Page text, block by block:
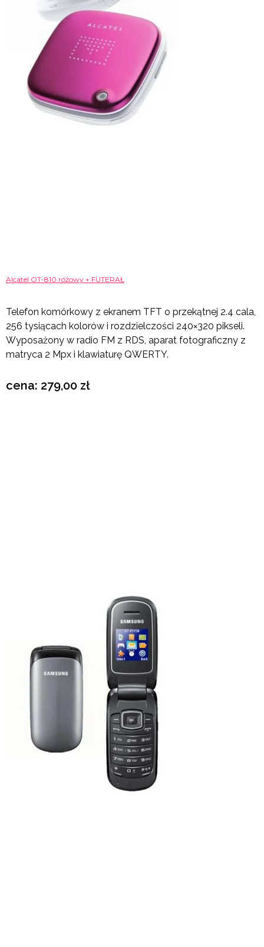
Alcatel OT-810 różowy + FUTERAŁ
Telefon komórkowy z ekranem TFT o przekątnej 2.4 cala,
256 tysiącach kolorów i rozdzielczości 240×320 pikseli.
Wyposażony w radio FM z RDS, aparat fotograficzny z
matryca 2 Mpx i klawiaturę QWERTY.
cena: 279,00 zł